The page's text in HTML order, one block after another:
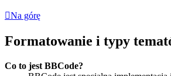
Na górę
Formatowanie i typy
Co to jest BBCode?